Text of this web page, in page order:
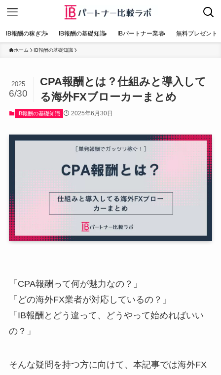
IB報酬の稼ぎ方 IB報酬の基礎知識 IBパートナー業者 無料プレゼント
ホーム IB報酬の基礎知識
CPA報酬とは？仕組みと導入して
る海外FXブローカーまとめ
2025
6/30
IB報酬の基礎知識 2025年6月30日
「CPA報酬って何が魅力なの？」
「どの海外FX業者が対応しているの？」
「IB報酬とどう違って、どうやって始めればいい
の？」
そんな疑問を持つ方に向けて、本記事では海外FX